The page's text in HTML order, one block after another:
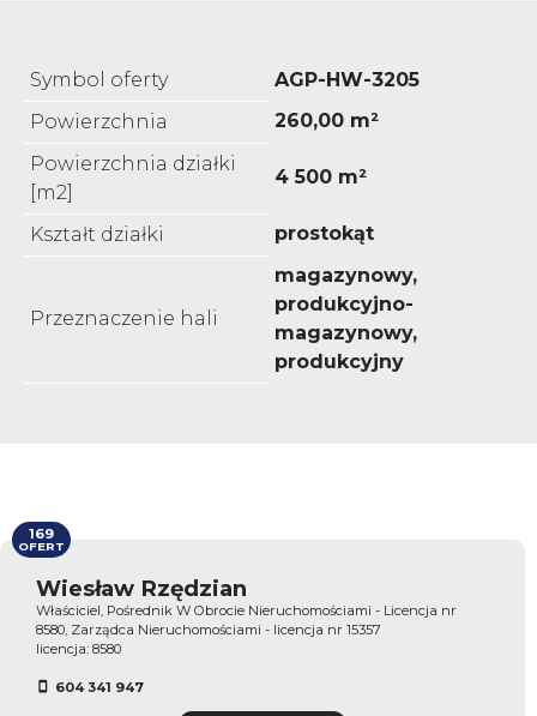
Symbol oferty
AGP-HW-3205
Powierzchnia
260,00 m²
Powierzchnia działki
[m2]
4 500 m²
Kształt działki prostokąt
Przeznaczenie hali
magazynowy,
produkcyjno-
magazynowy,
produkcyjny
Wiesław Rzędzian
Właściciel, Pośrednik W Obrocie Nieruchomościami - Licencja nr
8580, Zarządca Nieruchomościami - licencja nr 15357
licencja: 8580
604 341 947
169
OFERT